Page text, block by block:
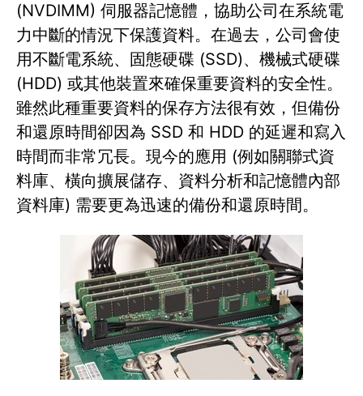
(NVDIMM) 伺服器記憶體，協助公司在系統電
力中斷的情況下保護資料。在過去，公司會使
用不斷電系統、固態硬碟 (SSD)、機械式硬碟
(HDD) 或其他裝置來確保重要資料的安全性。
雖然此種重要資料的保存方法很有效，但備份
和還原時間卻因為 SSD 和 HDD 的延遲和寫入
時間而非常冗長。現今的應用 (例如關聯式資
料庫、橫向擴展儲存、資料分析和記憶體內部
資料庫) 需要更為迅速的備份和還原時間。